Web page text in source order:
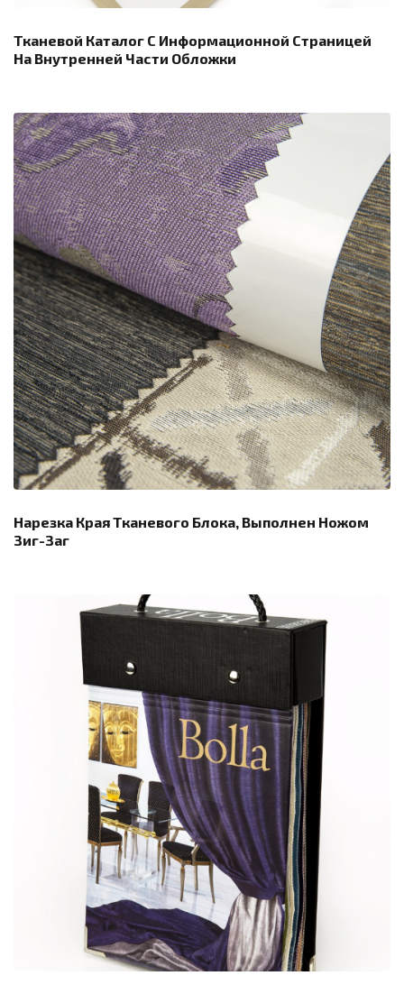
Тканевой Каталог С Информационной Страницей
На Внутренней Части Обложки
Нарезка Края Тканевого Блока, Выполнен Ножом
Зиг-Заг